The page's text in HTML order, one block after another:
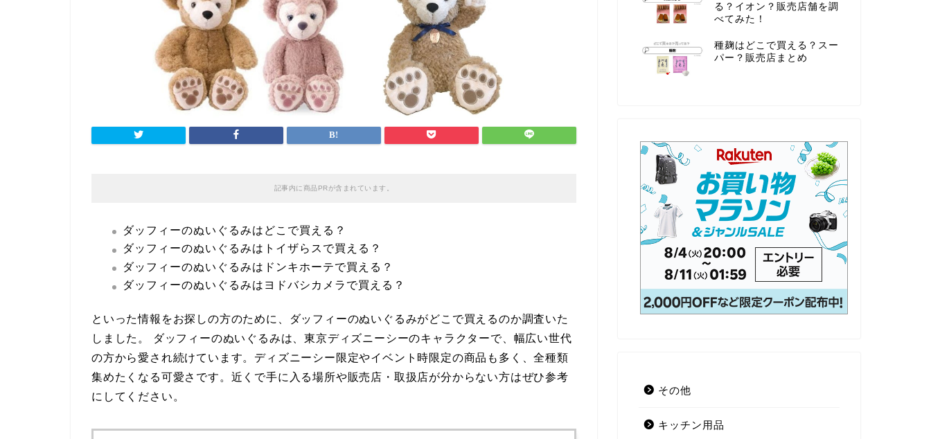
記事内に商品PRが含まれています。
ダッフィーのぬいぐるみはどこで買える？
ダッフィーのぬいぐるみはトイザらスで買える？
ダッフィーのぬいぐるみはドンキホーテで買える？
ダッフィーのぬいぐるみはヨドバシカメラで買える？
といった情報をお探しの方のために、ダッフィーのぬいぐるみがどこで買えるのか調査いた
しました。 ダッフィーのぬいぐるみは、東京ディズニーシーのキャラクターで、幅広い世代
の方から愛され続けています。ディズニーシー限定やイベント時限定の商品も多く、全種類
集めたくなる可愛さです。近くで手に入る場所や販売店・取扱店が分からない方はぜひ参考
にしてください。
る？イオン？販売店舗を調
べてみた！
種麹はどこで買える？スー
パー？販売店まとめ
その他
キッチン用品